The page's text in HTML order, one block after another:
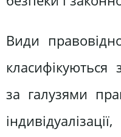
Види
за галузями